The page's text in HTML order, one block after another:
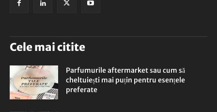
Cele mai citite
Parfumurile aftermarket sau cum să
cheltuiești mai puțin pentru esențele
preferate